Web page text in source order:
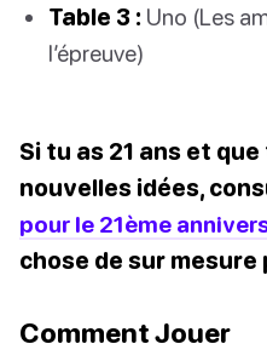
Table 3 : Uno (Les
l’épreuve)
Si tu as 21 ans et
nouvelles idées,
pour le 21ème
chose de sur mesure
Comment Jouer